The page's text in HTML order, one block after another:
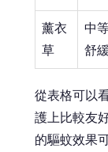
薰衣
草
中
舒
從表格可以
護上比較友
的驅蚊效果